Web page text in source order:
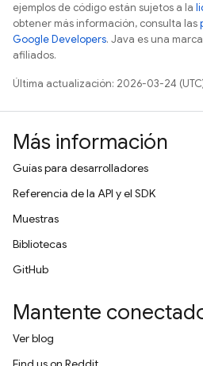
ejemplos de código están sujetos a la
obtener más información, consulta las
Google Developers. Java es una
afiliados.
Última actualización: 2026-03-24
Más información
Guías para desarrolladores
Referencia de la API y el SDK
Muestras
Bibliotecas
GitHub
Mantente
Ver blog